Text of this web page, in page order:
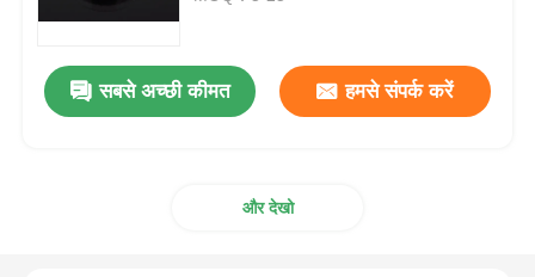
एमएसएम थोक
सबसे अच्छी कीमत हमसे संपर्क करें
और देखो